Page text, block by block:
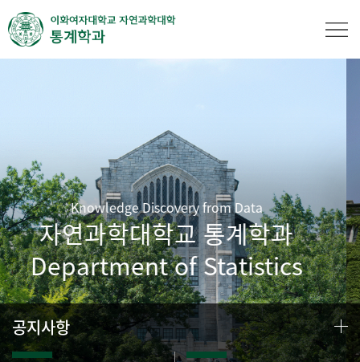
Knowledge Discovery from Data
자연과학대학교 통계학과
Department of Statistics
공지사항